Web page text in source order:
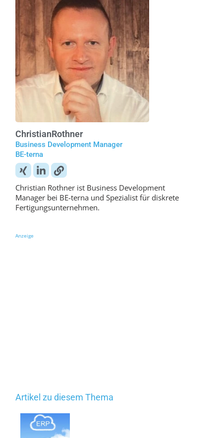
ChristianRothner
Business Development Manager
BE-terna
Christian Rothner ist Business Development
Manager bei BE-terna und Spezialist für diskrete
Fertigungsunternehmen.
Anzeige
Artikel zu diesem Thema